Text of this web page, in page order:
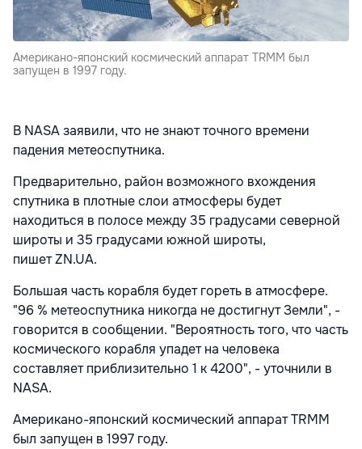
Американо-японский космический аппарат TRMM был
запущен в 1997 году.
В NASA заявили, что не знают точного времени
падения метеоспутника.
Предварительно, район возможного вхождения
спутника в плотные слои атмосферы будет
находиться в полосе между 35 градусами северной
широты и 35 градусами южной широты,
пишет ZN.UA.
Большая часть корабля будет гореть в атмосфере.
"96 % метеоспутника никогда не достигнут Земли", -
говорится в сообщении. "Вероятность того, что часть
космического корабля упадет на человека
составляет приблизительно 1 к 4200", - уточнили в
NASA.
Американо-японский космический аппарат TRMM
был запущен в 1997 году.